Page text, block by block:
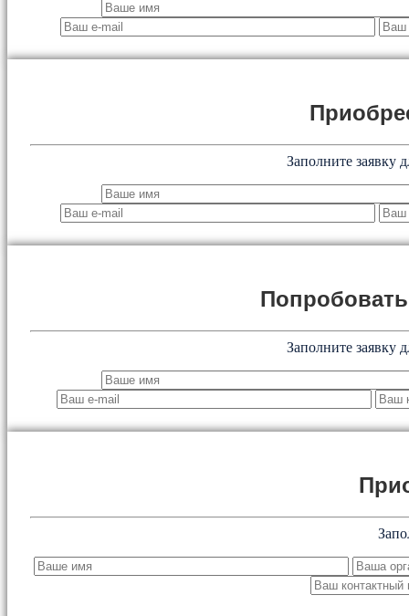
Заполните заявку
Заполните заявку